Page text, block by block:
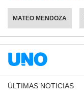
MATEO MENDOZA
ÚLTIMAS NOTICIAS